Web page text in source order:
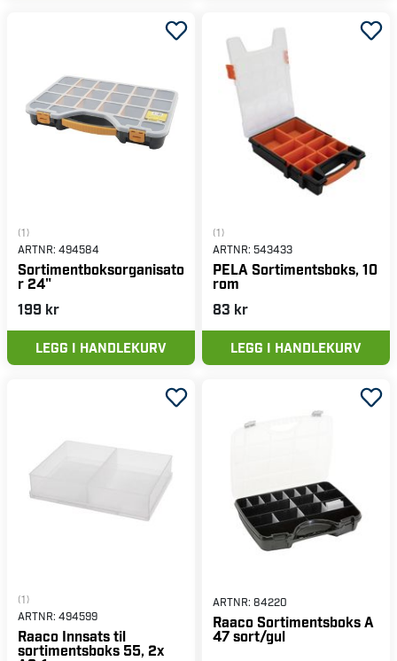
(1)
ARTNR: 494584
Sortimentboksorganisato
r 24"
199 kr
LEGG I HANDLEKURV
(1)
ARTNR: 543433
PELA Sortimentsboks, 10
rom
83 kr
LEGG I HANDLEKURV
(1)
ARTNR: 494599
Raaco Innsats til
sortimentsboks 55, 2x
ARTNR: 84220
Raaco Sortimentsboks A
47 sort/gul